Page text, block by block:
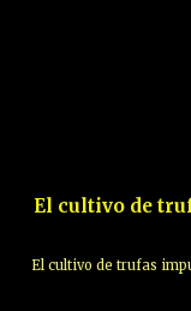
El cultivo de
El cultivo de trufas